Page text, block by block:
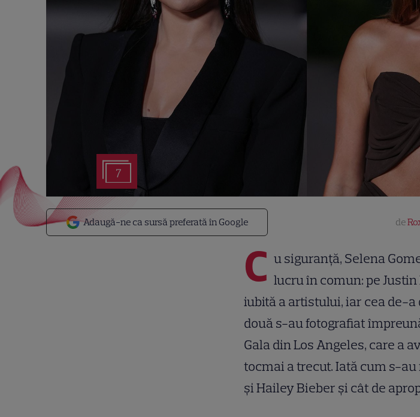
7
Adaugă-ne ca sursă preferată în Google de
C u siguranță, Selena
lucru în comun: pe
iubită a artistului, iar cea de-a
două s-au fotografiat
Gala din Los Angeles, care a
tocmai a trecut. Iată cum s-
și Hailey Bieber și cât de